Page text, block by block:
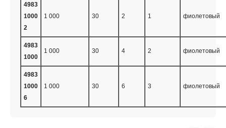
4983
1000
2
1 000 30 2 1 фиолетовый
4983
1000
1 000 30 4 2 фиолетовый
4983
1000
6
1 000 30 6 3 фиолетовый